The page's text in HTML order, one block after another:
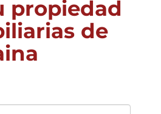
propiedad
de